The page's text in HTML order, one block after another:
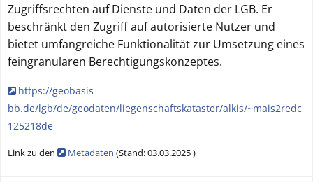
Zugriffsrechten auf Dienste und Daten der LGB. Er
beschränkt den Zugriff auf autorisierte Nutzer und
bietet umfangreiche Funktionalität zur Umsetzung eines
feingranularen Berechtigungskonzeptes.
https://geobasis-
bb.de/lgb/de/geodaten/liegenschaftskataster/alkis/~mais2redc
125218de
Link zu den Metadaten (Stand:03.03.2025)